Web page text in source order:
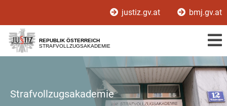
[1]
[2]
[3]
justiz.gv.at bmj.gv.at
REPUBLIK ÖSTERREICH
STRAFVOLLZUGSAKADEMIE
Strafvollzugsakademie